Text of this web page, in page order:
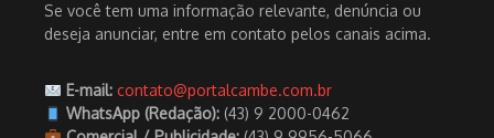
Se você tem uma informação relevante, denúncia ou
deseja anunciar, entre em contato pelos canais acima.
E-mail: contato@portalcambe.com.br
WhatsApp (Redação):(43) 9 2000-0462